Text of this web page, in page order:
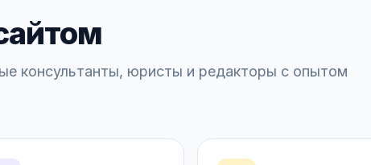
консультанты, юристы и редакторы с опытом